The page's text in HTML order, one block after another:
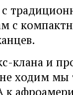
с
клана и
ходим мы
к